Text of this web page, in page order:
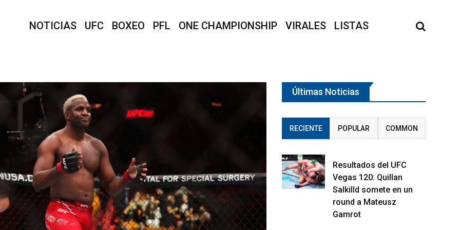
NOTICIAS UFC BOXEO PFL ONE CHAMPIONSHIP VIRALES LISTAS
Últimas Noticias
RECIENTE POPULAR COMMON
Resultados del UFC
Vegas 120: Quillan
Salkilld somete en un
round a Mateusz
Gamrot